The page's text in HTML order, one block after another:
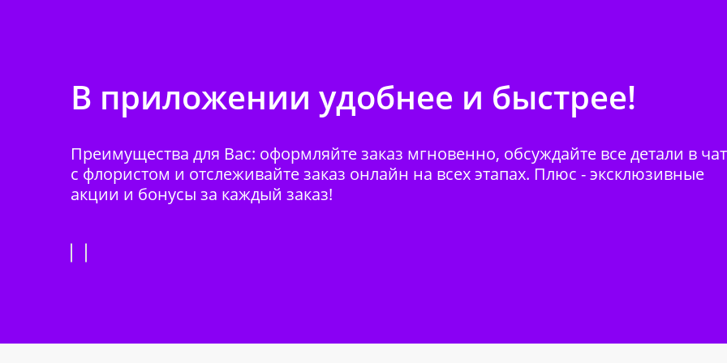
В приложении удобнее и быстрее!
Преимущества для Вас: оформляйте заказ мгновенно, обсуждайте все детали в
с флористом и отслеживайте заказ онлайн на всех этапах. Плюс - эксклюзивные
акции и бонусы за каждый заказ!